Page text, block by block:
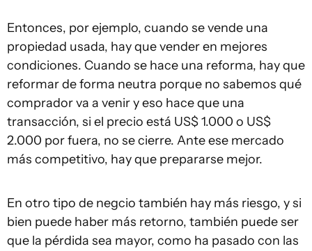
Entonces, por ejemplo, cuando se vende una
propiedad usada, hay que vender en mejores
condiciones. Cuando se hace una reforma, hay que
reformar de forma neutra porque no sabemos qué
comprador va a venir y eso hace que una
transacción, si el precio está US$ 1.000 o US$
2.000 por fuera, no se cierre. Ante ese mercado
más competitivo, hay que prepararse mejor.
En otro tipo de negcio también hay más riesgo, y si
bien puede haber más retorno, también puede ser
que la pérdida sea mayor, como ha pasado con las